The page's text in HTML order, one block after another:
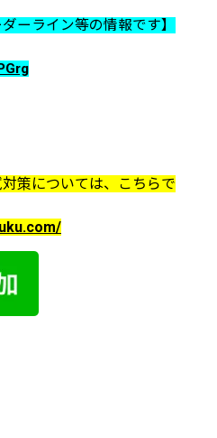
ーライン等の情報です】
策については、こちらで